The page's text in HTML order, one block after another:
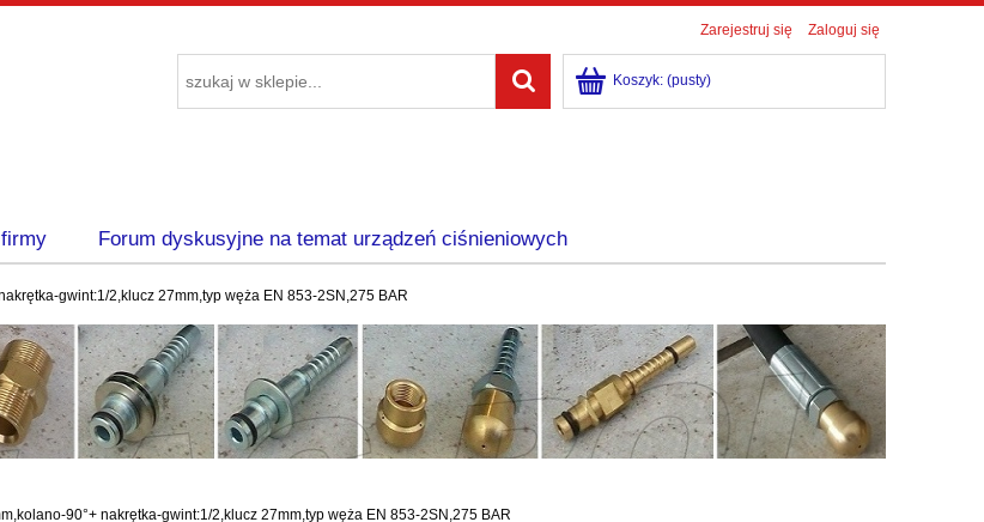
Zarejestruj się Zaloguj się
Koszyk: (pusty)
Forum dyskusyjne na temat urządzeń ciśnieniowych
gwint:1/2,klucz 27mm,typ węża EN 853-2SN,275 BAR
90°+ nakrętka-gwint:1/2,klucz 27mm,typ węża EN 853-2SN,275 BAR